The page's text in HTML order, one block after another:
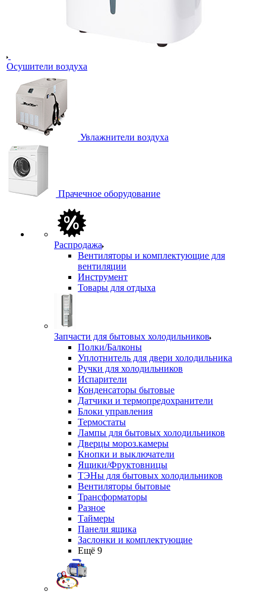
Осушители воздуха
Увлажнители воздуха
Прачечное оборудование
Распродажа
Вентиляторы и комплектующие для
вентиляции
Инструмент
Товары для отдыха
Запчасти для бытовых холодильников
Полки/Балконы
Уплотнитель для двери холодильника
Ручки для холодильников
Испарители
Конденсаторы бытовые
Датчики и термопредохранители
Блоки управления
Термостаты
Лампы для бытовых холодильников
Дверцы мороз.камеры
Кнопки и выключатели
Ящики/Фруктовницы
ТЭНы для бытовых холодильников
Вентиляторы бытовые
Трансформаторы
Разное
Таймеры
Панели ящика
Заслонки и комплектующие
Ещё 9